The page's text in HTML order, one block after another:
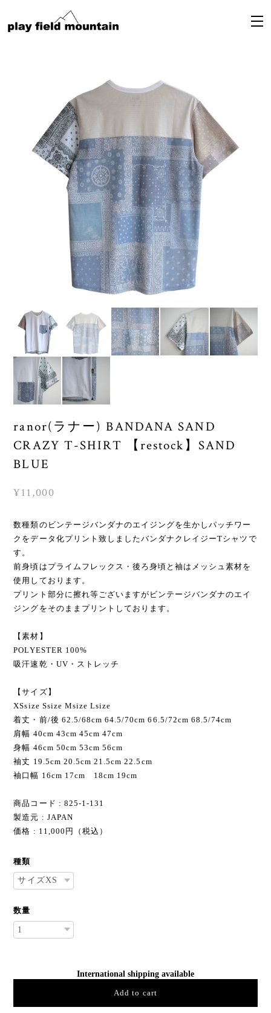
ranor(ラナー) BANDANA SAND
CRAZY T-SHIRT 【restock】SAND
BLUE
¥11,000
数種類のビンテージバンダナのエイジングを生かしパッチワー
クをデータ化プリント致しましたバンダナクレイジーTシャツで
す。
前身頃はプライムフレックス・後ろ身頃と袖はメッシュ素材を
使用しております。
プリント部分に擦れ等ございますがビンテージバンダナのエイ
ジングをそのままプリントしております。
【素材】
POLYESTER 100%
吸汗速乾・UV・ストレッチ
【サイズ】
XSsize Ssize Мsize Lsize
着丈・前/後 62.5/68cm 64.5/70cm 66.5/72cm 68.5/74cm
肩幅 40cm 43cm 45cm 47cm
身幅 46cm 50cm 53cm 56cm
袖丈 19.5cm 20.5cm 21.5cm 22.5cm
袖口幅 16cm 17cm 18cm 19cm
商品コード : 825-1-131
製造元 : JAPAN
価格 : 11,000円（税込）
種類
数量
International shipping available
Add to cart